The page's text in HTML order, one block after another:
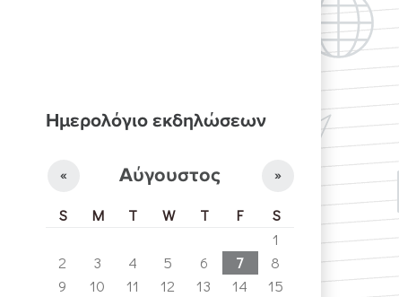
Ημερολόγιο εκδηλώσεων
Αύγουστος
« »
S M T W T F
S
1
2
3 4 5 6 7
8
9
10 11 12 13 14
15